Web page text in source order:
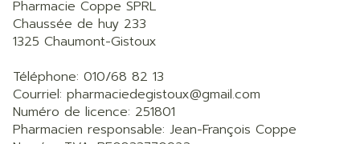
Pharmacie Coppe SPRL
Chaussée de huy 233
1325 Chaumont-Gistoux
Téléphone: 010/68 82 13
Courriel: pharmaciedegistoux@gmail.com
Numéro de licence: 251801
Pharmacien responsable: Jean-François Coppe